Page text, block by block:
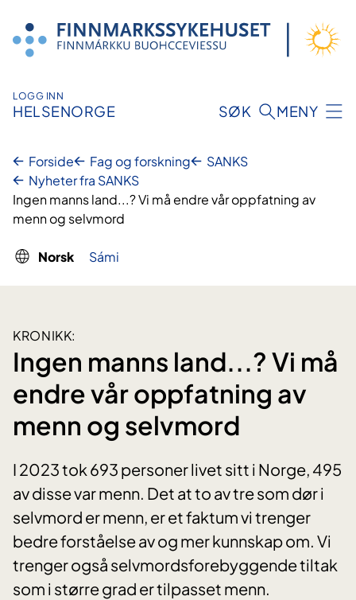
innhold
LOGG INN
HELSENORGE SØK MENY
Forside Fag og forskning
SANKS
Nyheter fra SANKS
Ingen manns land...? Vi må endre vår oppfatning av
menn og selvmord
Norsk Sámi
KRONIKK:
Ingen manns land...? Vi må
endre vår oppfatning av
menn og selvmord
I 2023 tok 693 personer livet sitt i Norge, 495
av disse var menn. Det at to av tre som dør i
selvmord er menn, er et faktum vi trenger
bedre forståelse av og mer kunnskap om. Vi
trenger også selvmordsforebyggende tiltak
som i større grad er tilpasset menn.